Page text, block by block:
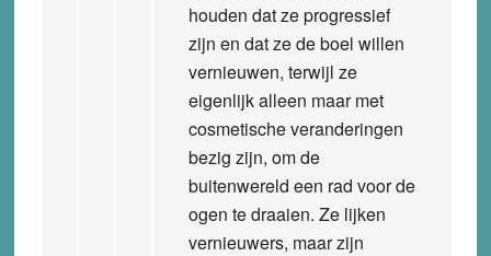
houden dat ze progressief
zijn en dat ze de boel willen
vernieuwen, terwijl ze
eigenlijk alleen maar met
cosmetische veranderingen
bezig zijn, om de
buitenwereld een rad voor de
ogen te draaien. Ze lijken
vernieuwers, maar zijn